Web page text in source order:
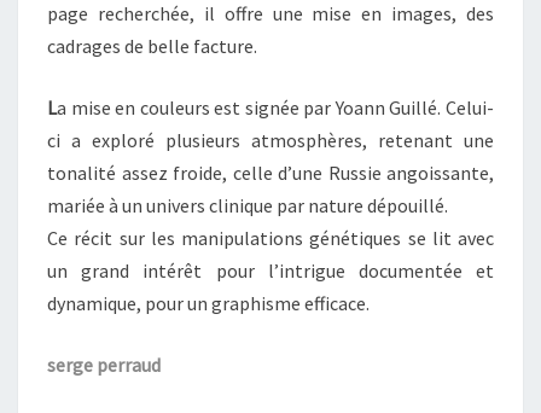
page recherchée, il offre une mise en images, des
cadrages de belle facture.
La mise en couleurs est signée par Yoann Guillé. Celui-
ci a exploré plusieurs atmosphères, retenant une
tonalité assez froide, celle d’une Russie angoissante,
mariée à un univers clinique par nature dépouillé.
Ce récit sur les manipulations génétiques se lit avec
un grand intérêt pour l’intrigue documentée et
dynamique, pour un graphisme efficace.
serge perraud